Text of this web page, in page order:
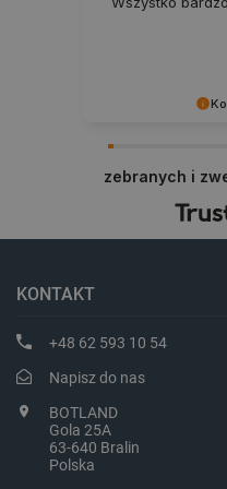
na przyszłość.
zebranych i
KONTAKT
+48 62 593 10 54
Napisz do nas
BOTLAND
Gola 25A
63-640 Bralin
Polska
Polityce prywatności